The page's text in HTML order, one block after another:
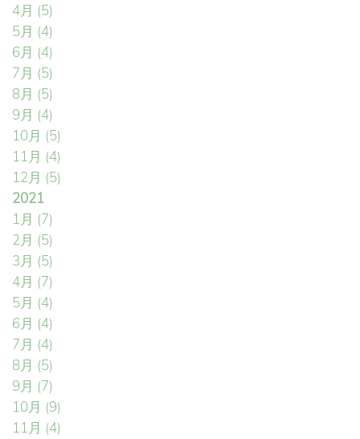
4月 (5)
5月 (4)
6月 (4)
7月 (5)
8月 (5)
9月 (4)
10月 (5)
11月 (4)
12月 (5)
2021
1月 (7)
2月 (5)
3月 (5)
4月 (7)
5月 (4)
6月 (4)
7月 (4)
8月 (5)
9月 (7)
10月 (9)
11月 (4)